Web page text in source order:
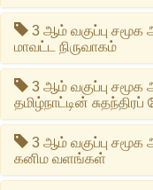
3 ஆம் வகுப்பு
மாவட்ட நிருவாகம்
3 ஆம் வகுப்பு சமூக
தமிழ்நாட்டின்
3 ஆம் வகுப்பு சமூக
கனிம வளங்கள்